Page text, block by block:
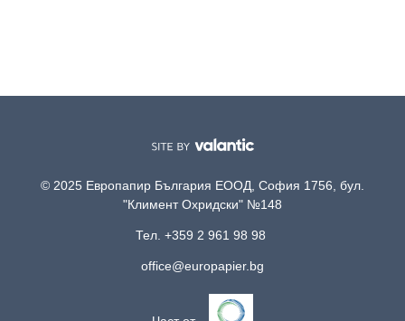
© 2025 Европапир България ЕООД, София 1756, бул.
"Климент Охридски" №148
Тел. +359 2 961 98 98
office@europapier.bg